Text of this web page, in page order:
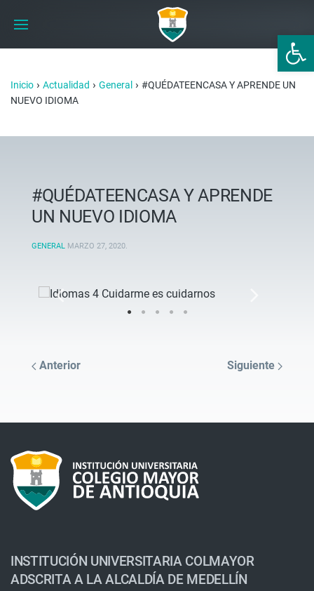
Abrir
Inicio › Actualidad › General › #QUÉDATEENCASA Y APRENDE UN
NUEVO IDIOMA
#QUÉDATEENCASA Y APRENDE
UN NUEVO IDIOMA
GENERAL MARZO 27, 2020.
Anterior Siguiente
INSTITUCIÓN UNIVERSITARIA COLMAYOR
ADSCRITA A LA ALCALDÍA DE MEDELLÍN